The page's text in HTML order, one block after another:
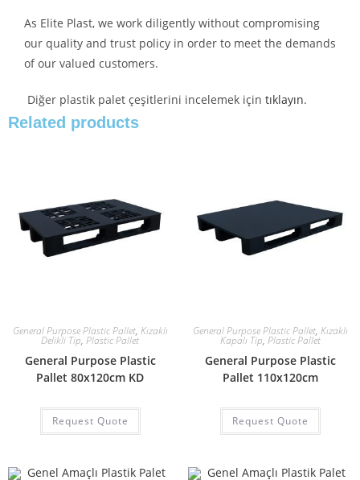
As Elite Plast, we work diligently without compromising
our quality and trust policy in order to meet the demands
of our valued customers.
Diğer plastik palet çeşitlerini incelemek için tıklayın.
Related products
General Purpose Plastic Pallet, Kızaklı
Delikli Tip, Plastic Pallet
General Purpose Plastic
Pallet 80x120cm KD
Request Quote
General Purpose Plastic Pallet, Kızaklı
Kapalı Tip, Plastic Pallet
General Purpose Plastic
Pallet 110x120cm
Request Quote